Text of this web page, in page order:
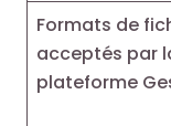
Formats de
acceptés par
plateforme